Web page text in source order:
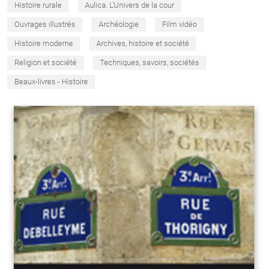
Histoire rurale Aulica. L'Univers de la cour
Ouvrages illustrés Archéologie Film vidéo
Histoire moderne Archives, histoire et société
Religion et société Techniques, savoirs, sociétés
Beaux-livres - Histoire